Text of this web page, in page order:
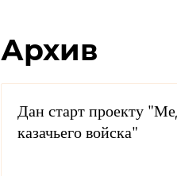
Архив
Дан старт проекту
казачьего войска"